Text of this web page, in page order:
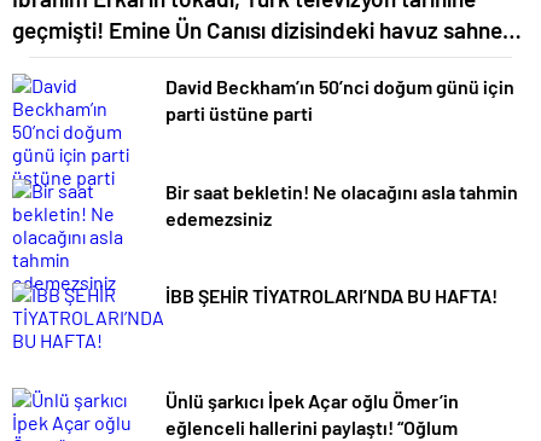
geçmişti! Emine Ün Canısı dizisindeki havuz sahnesi
hakkında ilk kez konuştu
David Beckham’ın 50’nci doğum günü için
parti üstüne parti
Bir saat bekletin! Ne olacağını asla tahmin
edemezsiniz
İBB ŞEHİR TİYATROLARI’NDA BU HAFTA!
Ünlü şarkıcı İpek Açar oğlu Ömer’in
eğlenceli hallerini paylaştı! “Oğlum